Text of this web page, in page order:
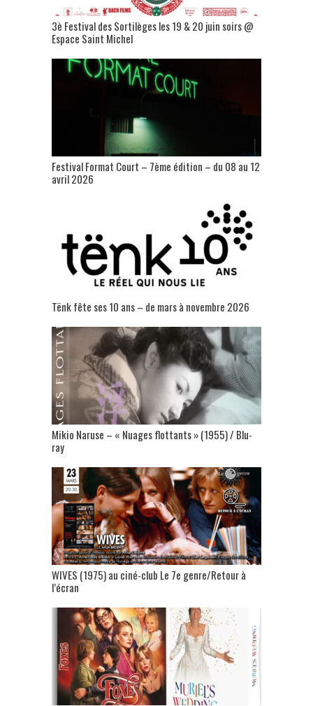
3è Festival des Sortilèges les 19 & 20 juin soirs @
Espace Saint Michel
Festival Format Court – 7ème édition – du 08 au 12
avril 2026
Tënk fête ses 10 ans – de mars à novembre 2026
Mikio Naruse – « Nuages flottants » (1955) / Blu-
ray
WIVES (1975) au ciné-club Le 7e genre/Retour à
l’écran